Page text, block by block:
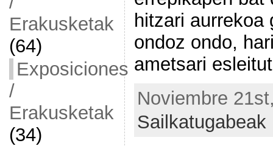
Erakusketak
(64)
Exposiciones
/
Erakusketak
(34)
hitzari aurrekoa
ondoz ondo,
ametsari
Noviembre
Sailkatugabeak